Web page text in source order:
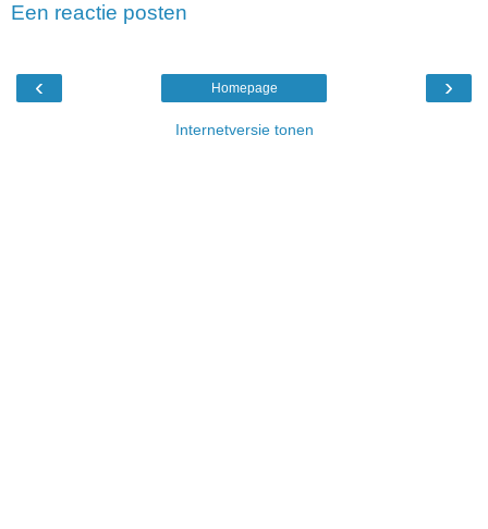
Een reactie posten
‹ ›
Homepage
Internetversie tonen